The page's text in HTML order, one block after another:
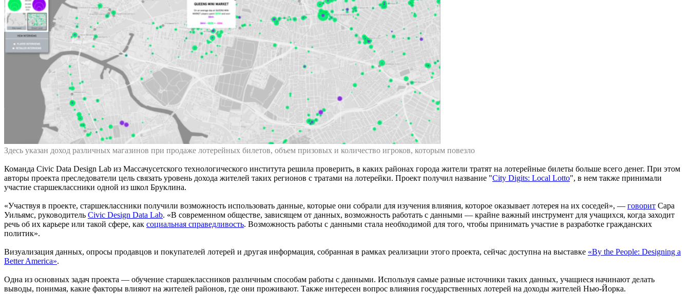
Здесь указан доход различных магазинов при продаже лотерейных билетов, объем призовых и количество игроков, которым повезло
Команда Civic Data Design Lab из Массачусетского технологического института решила проверить, в каких районах города жители тратят на лотерейные билеты больше всего денег. При этом
авторы проекта преследователи цель связать уровень дохода жителей таких регионов с тратами на лотерейки. Проект получил название "City Digits: Local Lotto", в нем также принимали
участие старшеклассники одной из школ Бруклина.
«Участвуя в проекте, старшеклассники получили возможность использовать данные, которые они собрали для изучения влияния, которое оказывает лотерея на их соседей», — говорит Сара
Уильямс, руководитель Civic Design Data Lab. «В современном обществе, зависящем от данных, возможность работать с данными — крайне важный инструмент для учащихся, когда заходит
речь об их карьере или такой сфере, как социальная справедливость. Возможность работы с данными стала необходимой для того, чтобы принимать участие в разработке гражданских
политик».
Визуализация данных, опросы продавцов и покупателей лотерей и другая информация, собранная в рамках реализации этого проекта, сейчас доступна на выставке «By the People: Designing a
Better America».
Одна из основных задач проекта — обучение старшеклассников различным способам работы с данными. Используя самые разные источники таких данных, учащиеся начинают делать
выводы, понимая, какие факторы влияют на жителей районов, где они проживают. Также интересен вопрос влияния государственных лотерей на доходы жителей Нью-Йорка.